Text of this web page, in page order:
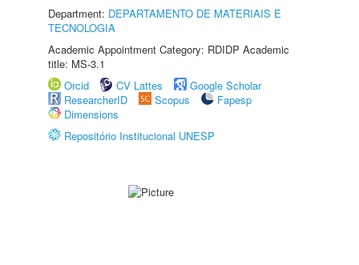
Department: DEPARTAMENTO DE MATERIAIS E
TECNOLOGIA
Academic Appointment Category: RDIDP Academic
title: MS-3.1
Orcid
CV Lattes
Google Scholar
ResearcherID
Scopus
Fapesp
Dimensions
Repositório Institucional UNESP